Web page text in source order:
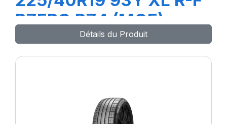
PZERO PZ4 (MOE)
Détails du Produit